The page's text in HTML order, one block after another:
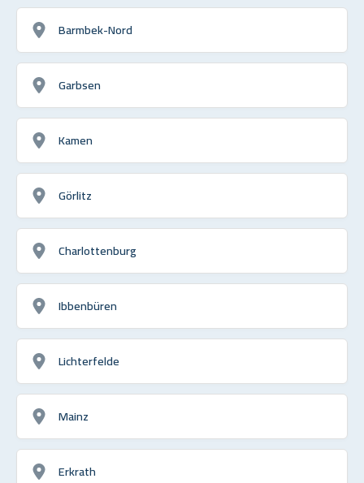
Barmbek-Nord
Garbsen
Kamen
Görlitz
Charlottenburg
Ibbenbüren
Lichterfelde
Mainz
Erkrath